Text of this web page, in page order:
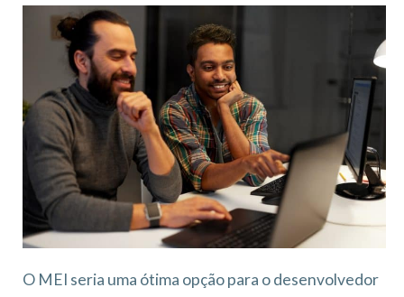
O MEI seria uma ótima opção para o desenvolvedor